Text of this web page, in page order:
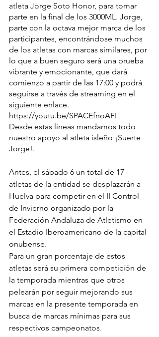
atleta Jorge Soto Honor, para tomar
parte en la final de los 3000ML. Jorge,
parte con la octava mejor marca de los
participantes, encontrándose muchos
de los atletas con marcas similares, por
lo que a buen seguro será una prueba
vibrante y emocionante, que dará
comienzo a partir de las 17:00 y podrá
seguirse a través de streaming en el
siguiente enlace.
https://youtu.be/SPACEfnoAFI
Desde estas líneas mandamos todo
nuestro apoyo al atleta isleño ¡Suerte
Jorge!.
Antes, el sábado 6 un total de 17
atletas de la entidad se desplazarán a
Huelva para competir en el II Control
de Invierno organizado por la
Federación Andaluza de Atletismo en
el Estadio Iberoamericano de la capital
onubense.
Para un gran porcentaje de estos
atletas será su primera competición de
la temporada mientras que otros
pelearán por seguir mejorando sus
marcas en la presente temporada en
busca de marcas mínimas para sus
respectivos campeonatos.